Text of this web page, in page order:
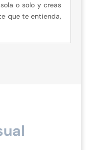
o solo y creas
que te entienda,